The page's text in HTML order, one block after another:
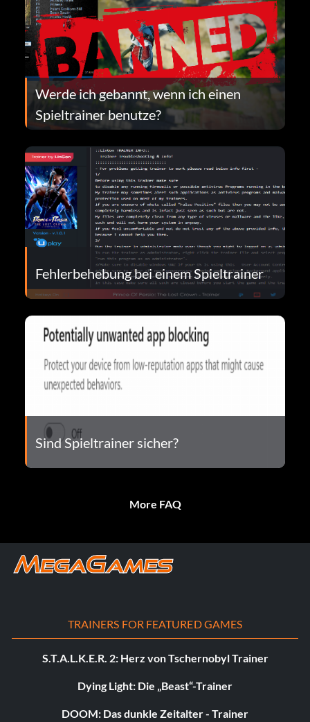
Werde ich gebannt, wenn ich einen
Spieltrainer benutze?
Fehlerbehebung bei einem Spieltrainer
Sind Spieltrainer sicher?
More FAQ
TRAINERS FOR FEATURED GAMES
S.T.A.L.K.E.R. 2: Herz von Tschernobyl Trainer
Dying Light: Die „Beast“-Trainer
DOOM: Das dunkle Zeitalter - Trainer